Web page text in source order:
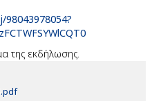
της εκδήλωσης.